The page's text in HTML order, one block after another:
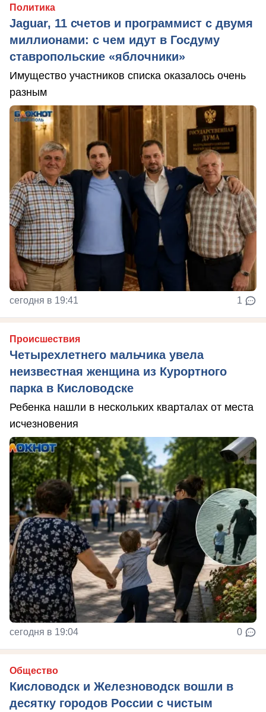
Политика
Jaguar, 11 счетов и программист с двумя
миллионами: с чем идут в Госдуму
ставропольские «яблочники»
Имущество участников списка оказалось очень
разным
сегодня в 19:41 1
Происшествия
Четырехлетнего мальчика увела
неизвестная женщина из Курортного
парка в Кисловодске
Ребенка нашли в нескольких кварталах от места
исчезновения
сегодня в 19:04 0
Общество
Кисловодск и Железноводск вошли в
десятку городов России с чистым